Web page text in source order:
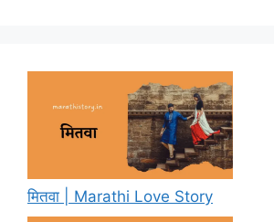
मितवा | Marathi Love Story